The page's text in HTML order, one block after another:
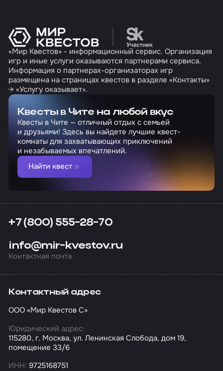
Перейти на сайт
«Мир Квестов» - информационный сервис. Организация
игр и иные услуги оказываются партнерами сервиса.
Информация о партнерах-организаторах игр
размещена на страницах квестов в разделе «Контакты»
→ «Услугу оказывает».
Квесты в Чите на любой вкус
Квесты в Чите — отличный отдых с семьей
и друзьями! Здесь вы найдете лучшие квест-
комнаты для захватывающих приключений
и незабываемых впечатлений.
Найти квест
+7 (800) 555-28-70
info@mir-kvestov.ru
Контактная почта
Контактный адрес
ООО «Мир Квестов С»
Юридический адрес:
115280, г. Москва, ул. Ленинская Слобода, дом 19,
помещение 33/6
ИНН: 9725168751